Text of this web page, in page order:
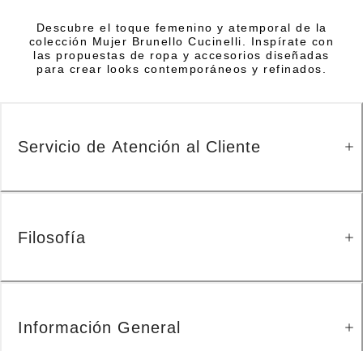
Descubre el toque femenino y atemporal de la
colección Mujer Brunello Cucinelli. Inspírate con
las propuestas de ropa y accesorios diseñadas
para crear looks contemporáneos y refinados.
Servicio de Atención al Cliente
Filosofía
Información General